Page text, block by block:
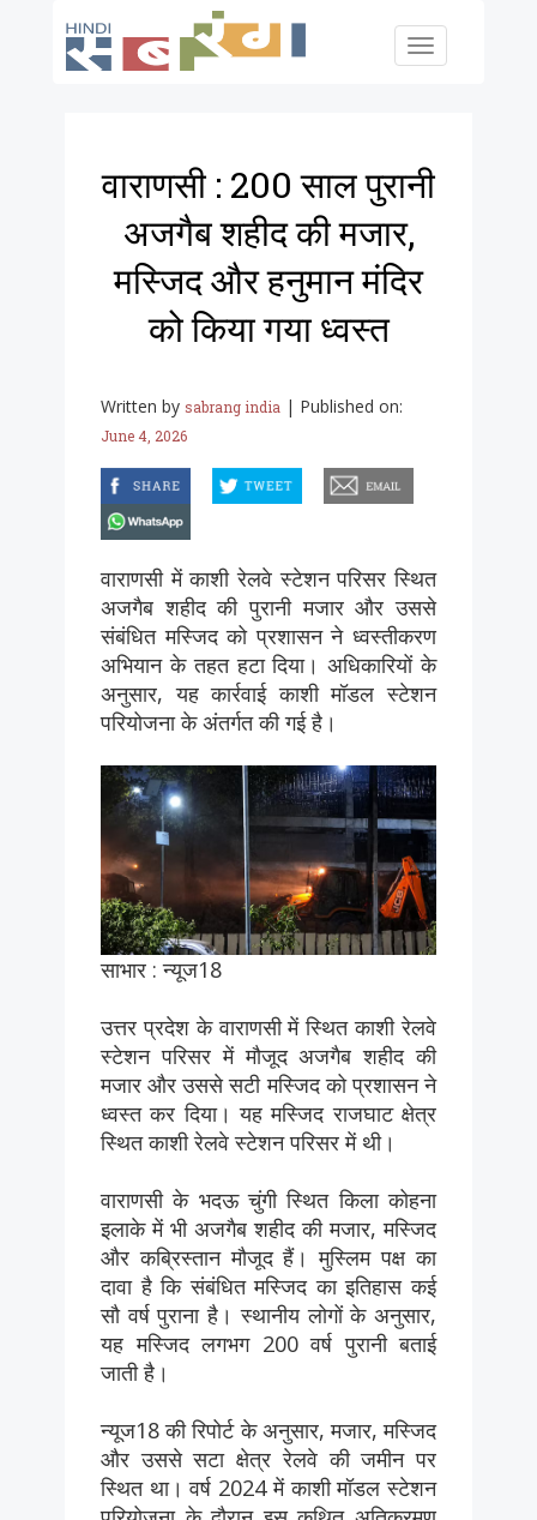
Toggle
वाराणसी : 200 साल पुरानी
अजगैब शहीद की मजार,
मस्जिद और हनुमान मंदिर
को किया गया ध्वस्त
Written by sabrang india | Published on:
June 4, 2026
वाराणसी में काशी रेलवे स्टेशन परिसर स्थित
अजगैब शहीद की पुरानी मजार और उससे
संबंधित मस्जिद को प्रशासन ने ध्वस्तीकरण
अभियान के तहत हटा दिया। अधिकारियों के
अनुसार, यह कार्रवाई काशी मॉडल स्टेशन
परियोजना के अंतर्गत की गई है।
साभार : न्यूज18
उत्तर प्रदेश के वाराणसी में स्थित काशी रेलवे
स्टेशन परिसर में मौजूद अजगैब शहीद की
मजार और उससे सटी मस्जिद को प्रशासन ने
ध्वस्त कर दिया। यह मस्जिद राजघाट क्षेत्र
स्थित काशी रेलवे स्टेशन परिसर में थी।
वाराणसी के भदऊ चुंगी स्थित किला कोहना
इलाके में भी अजगैब शहीद की मजार, मस्जिद
और कब्रिस्तान मौजूद हैं। मुस्लिम पक्ष का
दावा है कि संबंधित मस्जिद का इतिहास कई
सौ वर्ष पुराना है। स्थानीय लोगों के अनुसार,
यह मस्जिद लगभग 200 वर्ष पुरानी बताई
जाती है।
न्यूज18 की रिपोर्ट के अनुसार, मजार, मस्जिद
और उससे सटा क्षेत्र रेलवे की जमीन पर
स्थित था। वर्ष 2024 में काशी मॉडल स्टेशन